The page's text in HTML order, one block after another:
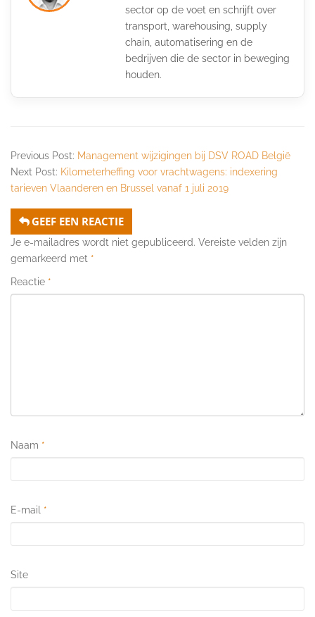
sector op de voet en schrijft over
transport, warehousing, supply
chain, automatisering en de
bedrijven die de sector in beweging
houden.
Previous Post: Management wijzigingen bij DSV ROAD België
Next Post: Kilometerheffing voor vrachtwagens: indexering
tarieven Vlaanderen en Brussel vanaf 1 juli 2019
GEEF EEN REACTIE
Je e-mailadres wordt niet gepubliceerd. Vereiste velden zijn
gemarkeerd met *
Reactie *
Naam *
E-mail *
Site